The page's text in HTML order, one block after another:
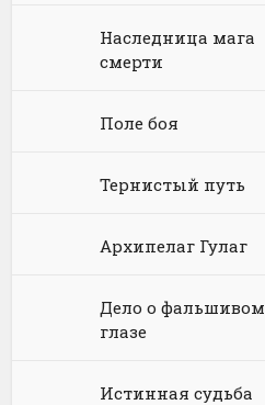
Языкознание
Социальная фантастика
Ужасы и Мистика
Наследница мага
смерти
Поле боя
Тернистый путь
Архипелаг Гулаг
Дело о фальшивом
глазе
Истинная судьба